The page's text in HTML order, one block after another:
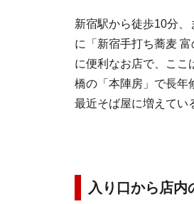
新宿駅から徒歩10分
に「新宿手打ち蕎麦
に便利なお店で、ここ
橋の「本陣房」で長年
最近そば屋に増えてい
入り口から店内